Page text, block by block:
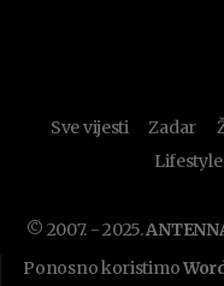
Sve vijesti Zadar
Lifestyle
© 2007. - 2025.
Ponosno koristimo